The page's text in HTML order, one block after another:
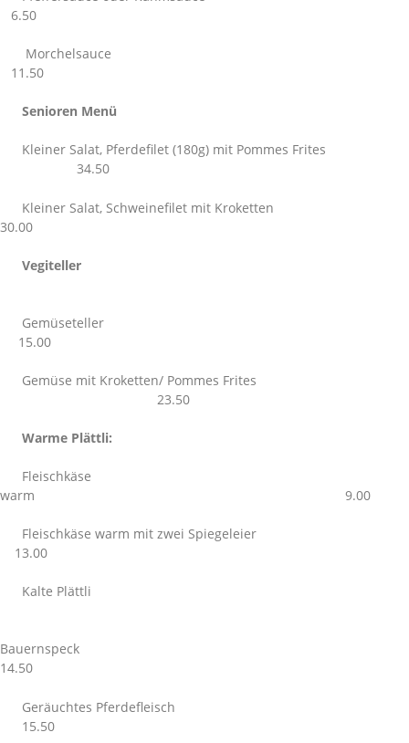
6.50
Morchelsauce
11.50
Senioren Menü
Kleiner Salat, Pferdefilet (180g) mit Pommes Frites
34.50
Kleiner Salat, Schweinefilet mit Kroketten
30.00
Vegiteller
Gemüseteller
15.00
Gemüse mit Kroketten/ Pommes Frites
23.50
Warme Plättli:
Fleischkäse
warm 9.00
Fleischkäse warm mit zwei Spiegeleier
13.00
Kalte Plättli
Bauernspeck
14.50
Geräuchtes Pferdefleisch
15.50